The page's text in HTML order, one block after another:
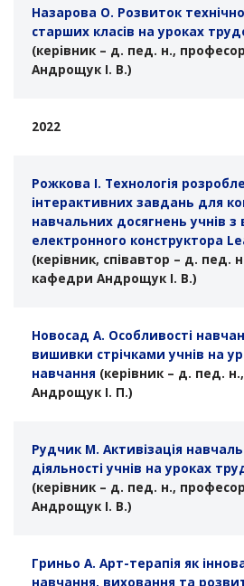
Назарова О. Розвиток
старших класів на уроках
(керівник – д. пед. н.,
Андрощук І. В.)
2022
Рожкова І. Технологія
інтерактивних завдань для
навчальних досягнень учнів
електронного конструктора
(керівник, співавтор – д. пед.
кафедри Андрощук І. В.)
Новосад А. Особливості
вишивки стрічками учнів на
навчання (керівник – д. пед.
Андрощук І. П.)
Рудчик М. Активізація
діяльності учнів на уроках
(керівник – д. пед. н.,
Андрощук І. В.)
Гриньо А. Арт-терапія як
навчання, виховання та